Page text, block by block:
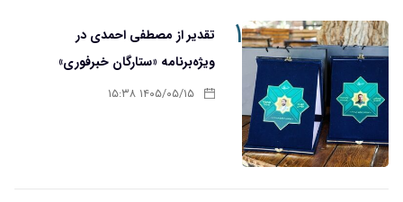
۱
تقدیر از مصطفی احمدی در
ویژه‌برنامه «ستارگان خبرفوری»
۱۴۰۵/۰۵/۱۵ ۱۵:۳۸